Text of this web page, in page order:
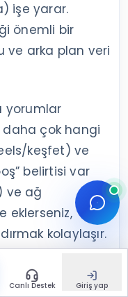
işe yarar.
önemli bir
ve arka plan veri
yorumlar
daha çok hangi
keşfet) ve
belirtisi var
ve ağ
eklerseniz,
kolaylaşır.
Canlı Destek Giriş yap